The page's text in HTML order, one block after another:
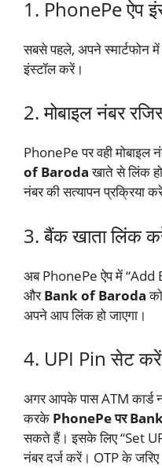
1. PhonePe ऐप
सबसे पहले, अपने स्मार्टफोन में
इंस्टॉल करें।
2. मोबाइल नंबर
PhonePe पर वही
of Barodaखाते से लिंक
नंबर की सत्यापन प्रक्रिया
3. बैंक खाता लिंक
अब PhonePe ऐप में “Add
औरBank of Baroda
अपने आप लिंक हो जाएगा।
4. UPI Pin सेट करें
अगर आपके पास ATM कार्ड
करके PhonePe पर
सकते हैं। इसके लिए “Set
नंबर दर्ज करें। OTP के